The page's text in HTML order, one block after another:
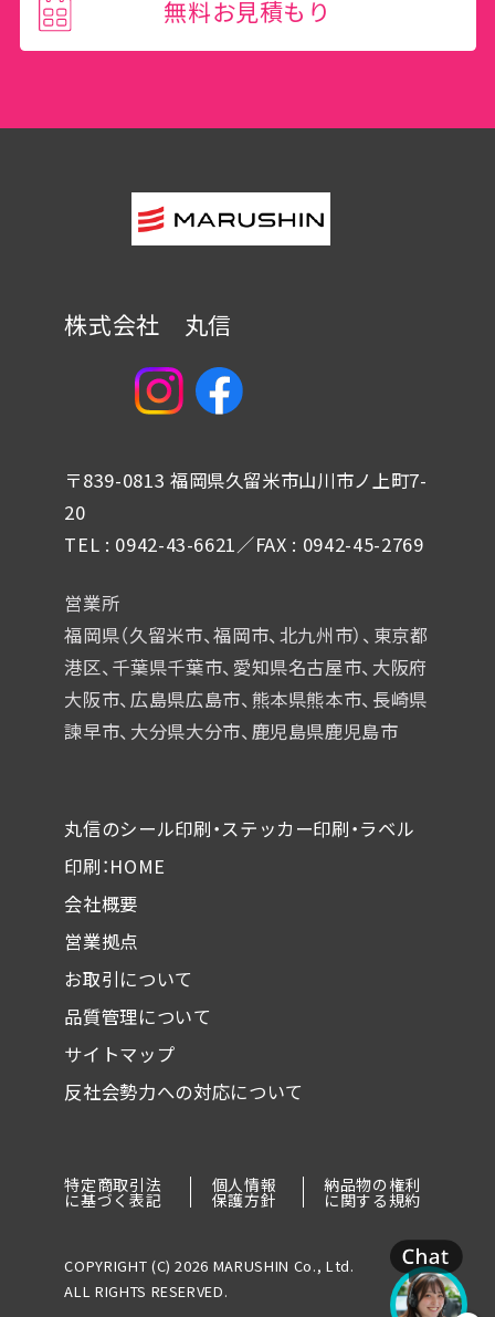
無料お見積もり
株式会社 丸信
〒839-0813 福岡県久留米市山川市ノ上町7-
20
TEL : 0942-43-6621／FAX : 0942-45-2769
営業所
福岡県（久留米市、福岡市、北九州市）、東京都
港区、千葉県千葉市、 愛知県名古屋市、大阪府
大阪市、広島県広島市、熊本県熊本市、 長崎県
諫早市、大分県大分市、鹿児島県鹿児島市
丸信のシール印刷・ステッカー印刷・ラベル
印刷：HOME
会社概要
営業拠点
お取引について
品質管理について
サイトマップ
反社会勢力への対応について
特定商取引法
に基づく表記
個人情報
保護方針
納品物の権利
に関する規約
COPYRIGHT (C) 2026 MARUSHIN Co., Ltd.
ALL RIGHTS RESERVED.